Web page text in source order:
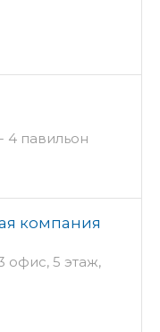
4 павильон
компания
офис, 5 этаж,